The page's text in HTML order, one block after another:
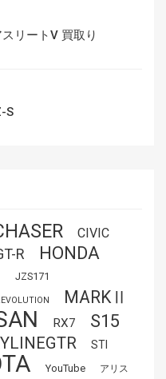
リートV 買取り
S
CIVIC
R HONDA
JZS171
MARKⅡ
RX7 S15
STI
YouTube
アリス